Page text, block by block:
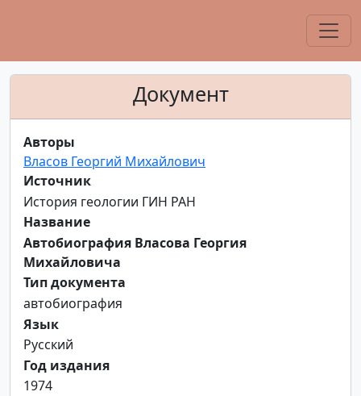
Документ
Авторы
Власов Георгий Михайлович
Источник
История геологии ГИН РАН
Название
Автобиография Власова Георгия
Михайловича
Тип документа
автобиография
Язык
Русский
Год издания
1974